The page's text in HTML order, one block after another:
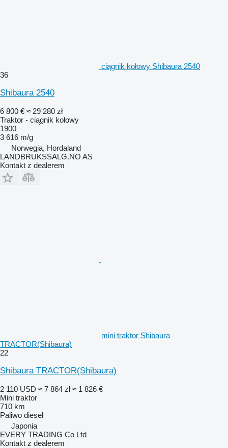
ciągnik kołowy Shibaura 2540
36
Shibaura 2540
6 800 € ≈ 29 280 zł
Traktor - ciągnik kołowy
1900
3 616 m/g
Norwegia, Hordaland
LANDBRUKSSALG.NO AS
Kontakt z dealerem
mini traktor Shibaura
TRACTOR(Shibaura)
22
Shibaura TRACTOR(Shibaura)
2 110 USD ≈ 7 864 zł ≈ 1 826 €
Mini traktor
710 km
Paliwo diesel
Japonia
EVERY TRADING Co Ltd
Kontakt z dealerem